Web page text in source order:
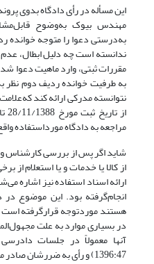
این مسأله در رأی دادگاه بدوی
مهندس بیوک به‌وضوح
به‌درستی دعوا را متوجه خوانده
ندانسته است چه دلیل ابطال،
مقررات ثبتی، وارد ماهیت دعوا
به طرفیت خوانده ردیف دوم نظر
نتوانسته مدرکی ارائه کند
مراجعه به دادگاه مورداستفاده
شاید اگر پس از بررسی کارشناس و
از کالا یا خدمات و یا استعلام
ارائه اسناد استفاده نیز اشاره
انجام‌گرفته بود. این موضوع
هستند موردتوجه قرارگرفته
در بسیاری موارد به علت
آنها معمولاً در جلسات
1396:47) و رأی به ضررشان صادر می‌شود.